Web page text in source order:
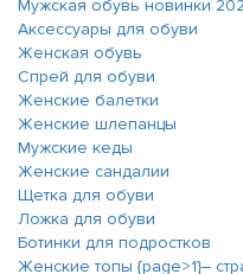
Мужская обувь новинки
Аксессуары для обуви
Женская обувь
Спрей для обуви
Женские балетки
Женские шлепанцы
Мужские кеды
Женские сандалии
Щетка для обуви
Ложка для обуви
Ботинки для подростков
Женские топы {page>1}―